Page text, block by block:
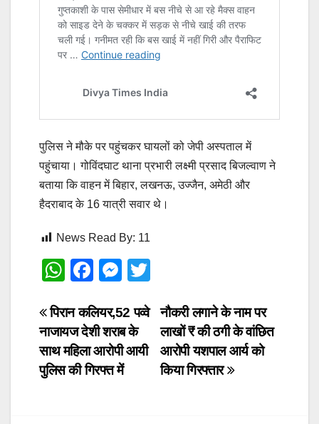
पुलिस ने मौके पर पहुंचकर घायलों को जेपी अस्पताल में
पहुंचाया। गोविंदघाट थाना प्रभारी लक्ष्मी प्रसाद बिजल्वाण ने
बताया कि वाहन में बिहार, लखनऊ, उज्जैन, अमेठी और
हैदराबाद के 16 यात्री सवार थे।
News Read By: 11
W
at
s
A
F
c
e
b
o
M
ss
e
n
tt
er
Post
navigation
नौकरी लगाने के नाम पर
लाखों ₹ की ठगी के वांछित
आरोपी यशपाल आर्य को
किया गिरफ्तार
पिरान कलियर,52 पव्वे
नाजायज देशी शराब के
साथ महिला आरोपी आयी
पुलिस की गिरफ्त में